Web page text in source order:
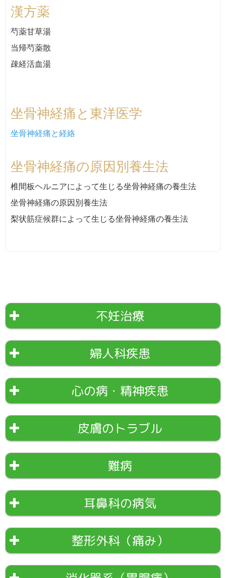
漢方薬
芍薬甘草湯
当帰芍薬散
疎経活血湯
坐骨神経痛と東洋医学
坐骨神経痛と経絡
坐骨神経痛の原因別養生法
椎間板ヘルニアによって生じる坐骨神経痛の養生法
坐骨神経痛の原因別養生法
梨状筋症候群によって生じる坐骨神経痛の養生法
不妊治療
婦人科疾患
心の病・精神疾患
皮膚のトラブル
難病
耳鼻科の病気
整形外科（痛み）